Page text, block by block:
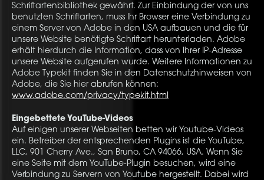
Schriftartenbibliothek gewährt. Zur Einbindung der von uns
benutzten Schriftarten, muss Ihr Browser eine Verbindung zu
einem Server von Adobe in den USA aufbauen und die für
unsere Website benötigte Schriftart herunterladen. Adobe
erhält hierdurch die Information, dass von Ihrer IP-Adresse
unsere Website aufgerufen wurde. Weitere Informationen zu
Adobe Typekit finden Sie in den Datenschutzhinweisen von
Adobe, die Sie hier abrufen können:
www.adobe.com/privacy/typekit.html
Eingebettete YouTube-Videos
Auf einigen unserer Webseiten betten wir Youtube-Videos
ein. Betreiber der entsprechenden Plugins ist die YouTube,
LLC, 901 Cherry Ave., San Bruno, CA 94066, USA. Wenn Sie
eine Seite mit dem YouTube-Plugin besuchen, wird eine
Verbindung zu Servern von Youtube hergestellt. Dabei wird